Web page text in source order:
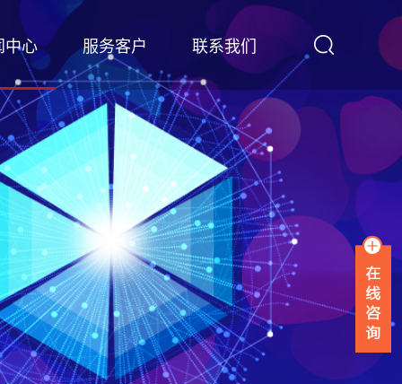
中心 服务客户 联系我们